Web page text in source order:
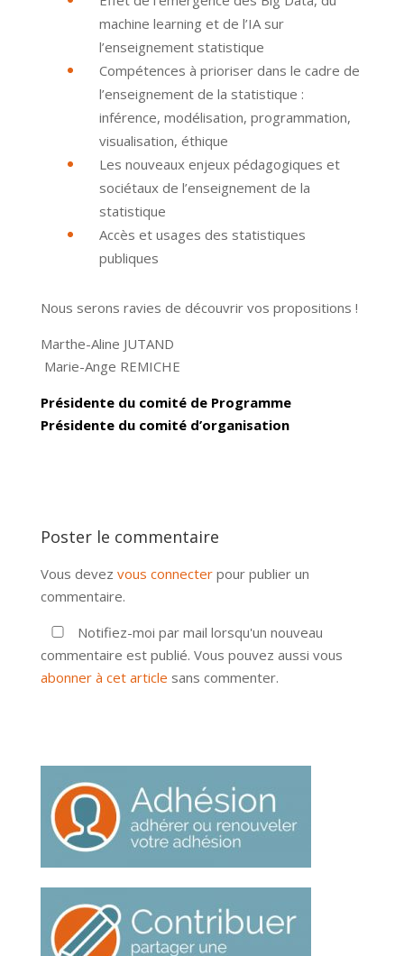
machine learning et de l’IA sur
l’enseignement statistique
Compétences à prioriser dans le cadre de
l’enseignement de la statistique :
inférence, modélisation, programmation,
visualisation, éthique
Les nouveaux enjeux pédagogiques et
sociétaux de l’enseignement de la
statistique
Accès et usages des statistiques
publiques
Nous serons ravies de découvrir vos propositions !
Marthe-Aline JUTAND
Marie-Ange REMICHE
Présidente du comité de Programme
Présidente du comité d’organisation
Poster le commentaire
Vous devez vous connecterpour publier un
commentaire.
Notifiez-moi par mail lorsqu'un nouveau
commentaire est publié. Vous pouvez aussi vous
abonner à cet article sans commenter.